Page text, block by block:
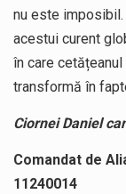
nu este
acestui curent
în care
transformă în
Ciornei Daniel
Comandat de
11240014